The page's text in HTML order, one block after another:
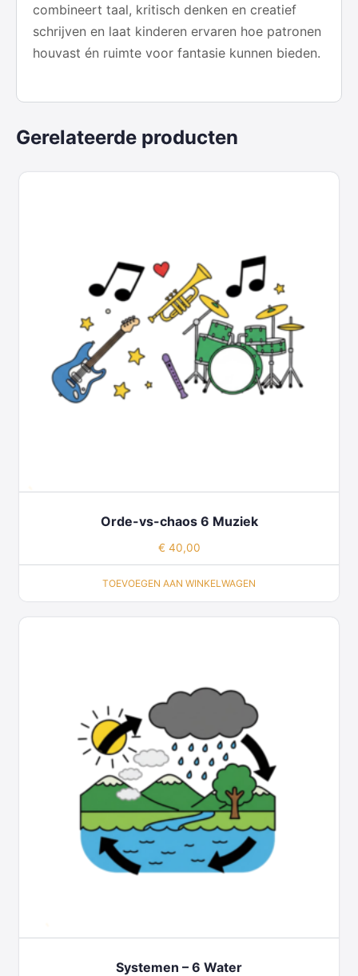
combineert taal, kritisch denken en creatief
schrijven en laat kinderen ervaren hoe patronen
houvast én ruimte voor fantasie kunnen bieden.
Gerelateerde producten
Orde-vs-chaos 6 Muziek
€ 40,00
TOEVOEGEN AAN WINKELWAGEN
Systemen – 6 Water